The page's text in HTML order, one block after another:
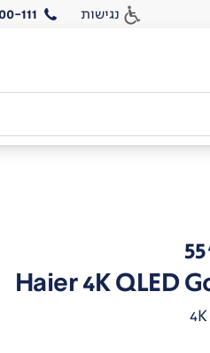
נגישות 111
Haier 4K QLED